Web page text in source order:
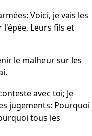
Voici, je vais les
Leurs fils et
le malheur sur les
avec toi; Je
jugements: Pourquoi
tous les